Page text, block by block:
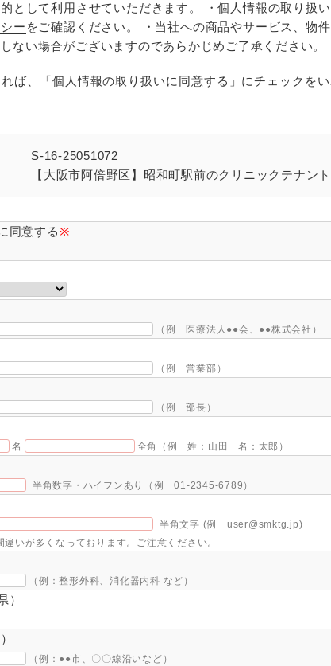
として利用させていただきます。 ・個人情報の取り扱
ー をご確認ください。 ・当社への商品やサービス、物
ない場合がございますのであらかじめご了承ください。
ば、「個人情報の取り扱いに同意する」にチェックを
S-16-25051072
【大阪市阿倍野区】昭和町駅前のクリニックテナン
同意する※
（例 医療法人●●会、●●株式会社）
（例 営業部）
（例 部長）
名 全角（例 姓：山田 名：太郎）
半角数字・ハイフンあり（例 01-2345-6789）
半角文字 (例 user@smktg.jp)
いが多くなっております。ご注意ください。
（例：整形外科、消化器内科 など）
）
（例：●●市、〇〇線沿いなど）